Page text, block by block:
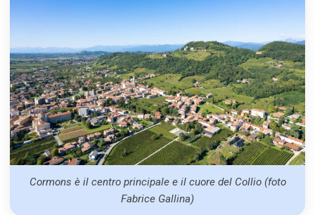
Cormons è il centro principale e il cuore del Collio (foto
Fabrice Gallina)